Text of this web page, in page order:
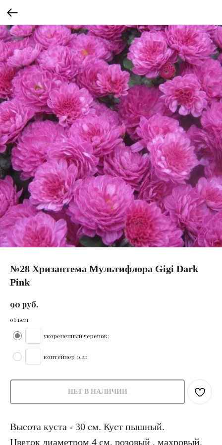
№28 Хризантема Мультифлора Gigi Dark
Pink
90 руб.
объем
укорененный черенок:
контейнер 0,2л
НЕТ В НАЛИЧИИ
Высота куста - 30 см. Куст пышный.
Цветок диаметром 4 см, розовый , махровый.